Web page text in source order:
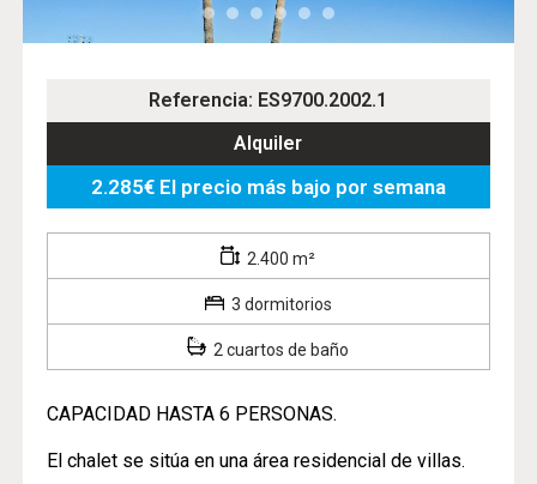
Referencia: ES9700.2002.1
Alquiler
2.285€ El precio más bajo por semana
2.400 m²
3 dormitorios
2 cuartos de baño
CAPACIDAD HASTA 6 PERSONAS.
El chalet se sitúa en una área residencial de villas.